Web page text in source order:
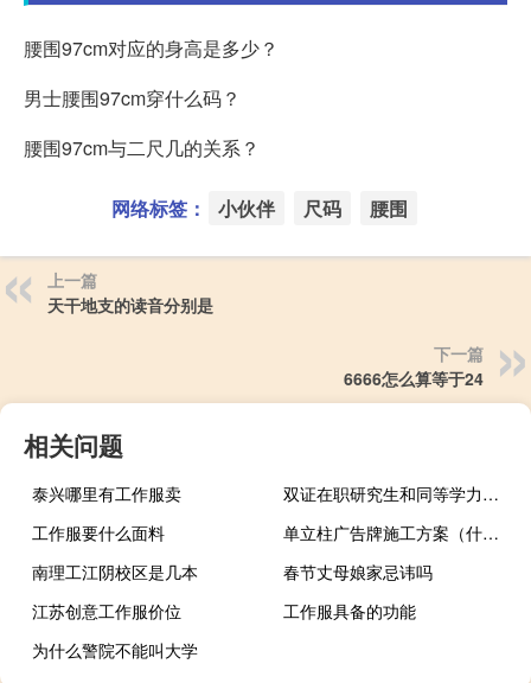
腰围97cm对应的身高是多少？
男士腰围97cm穿什么码？
腰围97cm与二尺几的关系？
网络标签： 小伙伴 尺码 腰围
上一篇
天干地支的读音分别是
下一篇
6666怎么算等于24
相关问题
泰兴哪里有工作服卖
双证在职研究生和同等学力有什么不同
工作服要什么面料
单立柱广告牌施工方案（什么叫单立柱广告牌 什么叫多立柱广告牌）
南理工江阴校区是几本
春节丈母娘家忌讳吗
江苏创意工作服价位
工作服具备的功能
为什么警院不能叫大学